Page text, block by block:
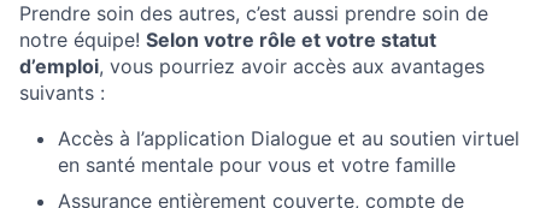
Prendre soin des autres, c’est aussi prendre soin de
notre équipe! Selon votre rôle et votre statut
d’emploi, vous pourriez avoir accès aux avantages
suivants :
Accès à l’application Dialogue et au soutien virtuel
en santé mentale pour vous et votre famille
Assurance entièrement couverte, compte de